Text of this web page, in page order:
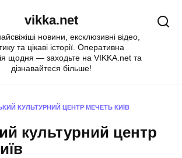
vikka.net
новини, ексклюзивні відео,
та цікаві історії. Оперативна
щодня — заходьте на VIKKA.net та
дізнавайтеся більше!
КУЛЬТУРНИЙ ЦЕНТР МЕЧЕТЬ КИЇВ
культурний центр